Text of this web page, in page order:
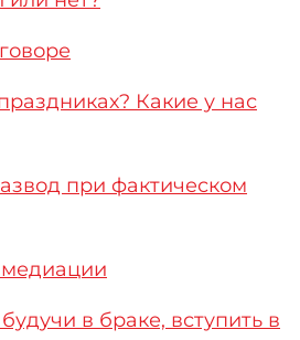
Какие у нас
при фактическом
в браке, вступить в